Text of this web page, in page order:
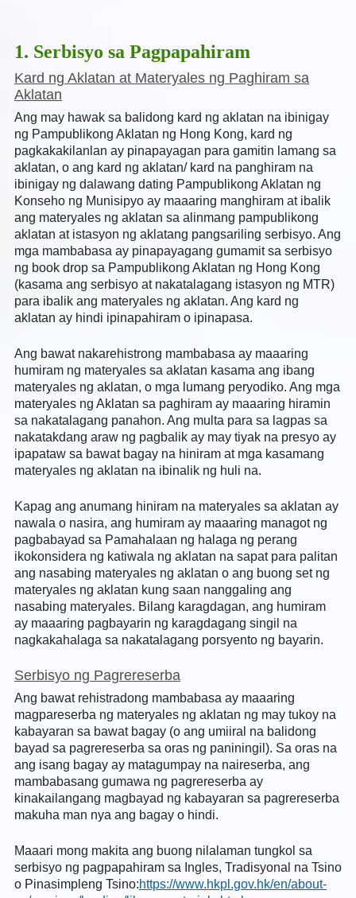
1. Serbisyo sa Pagpapahiram
Kard ng Aklatan at Materyales ng Paghiram sa
Aklatan
Ang may hawak sa balidong kard ng aklatan na ibinigay
ng Pampublikong Aklatan ng Hong Kong, kard ng
pagkakakilanlan ay pinapayagan para gamitin lamang sa
aklatan, o ang kard ng aklatan/ kard na panghiram na
ibinigay ng dalawang dating Pampublikong Aklatan ng
Konseho ng Munisipyo ay maaaring manghiram at ibalik
ang materyales ng aklatan sa alinmang pampublikong
aklatan at istasyon ng aklatang pangsariling serbisyo. Ang
mga mambabasa ay pinapayagang gumamit sa serbisyo
ng book drop sa Pampublikong Aklatan ng Hong Kong
(kasama ang serbisyo at nakatalagang istasyon ng MTR)
para ibalik ang materyales ng aklatan. Ang kard ng
aklatan ay hindi ipinapahiram o ipinapasa.
Ang bawat nakarehistrong mambabasa ay maaaring
humiram ng materyales sa aklatan kasama ang ibang
materyales ng aklatan, o mga lumang peryodiko. Ang mga
materyales ng Aklatan sa paghiram ay maaaring hiramin
sa nakatalagang panahon. Ang multa para sa lagpas sa
nakatakdang araw ng pagbalik ay may tiyak na presyo ay
ipapataw sa bawat bagay na hiniram at mga kasamang
materyales ng aklatan na ibinalik ng huli na.
Kapag ang anumang hiniram na materyales sa aklatan ay
nawala o nasira, ang humiram ay maaaring managot ng
pagbabayad sa Pamahalaan ng halaga ng perang
ikokonsidera ng katiwala ng aklatan na sapat para palitan
ang nasabing materyales ng aklatan o ang buong set ng
materyales ng aklatan kung saan nanggaling ang
nasabing materyales. Bilang karagdagan, ang humiram
ay maaaring pagbayarin ng karagdagang singil na
nagkakahalaga sa nakatalagang porsyento ng bayarin.
Serbisyo ng Pagrereserba
Ang bawat rehistradong mambabasa ay maaaring
magpareserba ng materyales ng aklatan ng may tukoy na
kabayaran sa bawat bagay (o ang umiiral na balidong
bayad sa pagrereserba sa oras ng paniningil). Sa oras na
ang isang bagay ay matagumpay na naireserba, ang
mambabasang gumawa ng pagrereserba ay
kinakailangang magbayad ng kabayaran sa pagrereserba
makuha man nya ang bagay o hindi.
Maaari mong makita ang buong nilalaman tungkol sa
serbisyo ng pagpapahiram sa Ingles, Tradisyonal na Tsino
o Pinasimpleng Tsino:https://www.hkpl.gov.hk/en/about-